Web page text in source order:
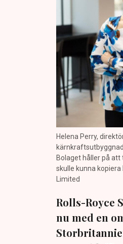
Helena Perry,
Bolaget håller på
skulle kunna
Limited
Rolls-Royce
nu med en